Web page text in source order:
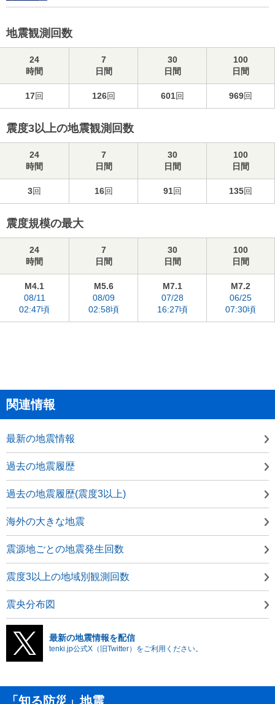
地震観測回数
24
時間
7
日間
30
日間
100
日間
17回 126回 601回 969回
震度3以上の地震観測回数
24
時間
7
日間
30
日間
100
日間
3回 16回 91回 135回
震度規模の最大
24
時間
7
日間
30
日間
100
日間
M4.1
08/11
02:47頃
M5.6
08/09
02:58頃
M7.1
07/28
16:27頃
M7.2
06/25
07:30頃
関連情報
最新の地震情報
過去の地震履歴
過去の地震履歴(震度3以上)
海外の大きな地震
震源地ごとの地震発生回数
震度3以上の地域別観測回数
震央分布図
最新の地震情報を配信
tenki.jp公式X（旧Twitter）をご利用ください。
「知る防災」地震